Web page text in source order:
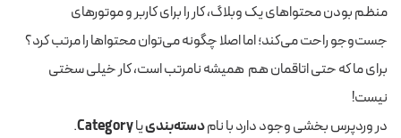
منظم بودن محتواهای یک وبلاگ، کار را برای کاربر و موتورهای
جست‌وجو راحت می‌کند؛ اما اصلا چگونه می‌توان محتواها را مرتب کرد؟
برای ما که حتی اتاقمان هم همیشه نامرتب است، کار خیلی سختی
نیست!
در وردپرس بخشی وجود دارد با نامدسته‌بندییاCategory
.